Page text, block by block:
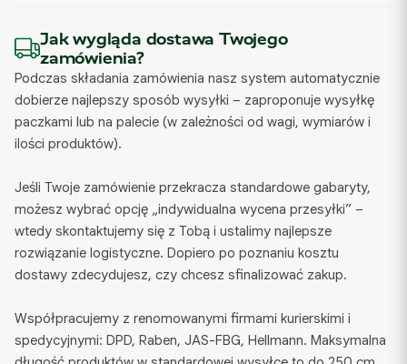
Jak wygląda dostawa Twojego
zamówienia?
Podczas składania zamówienia nasz system automatycznie
dobierze najlepszy sposób wysyłki – zaproponuje wysyłkę
paczkami lub na palecie (w zależności od wagi, wymiarów i
ilości produktów).
Jeśli Twoje zamówienie przekracza standardowe gabaryty,
możesz wybrać opcję „indywidualna wycena przesyłki” –
wtedy skontaktujemy się z Tobą i ustalimy najlepsze
rozwiązanie logistyczne. Dopiero po poznaniu kosztu
dostawy zdecydujesz, czy chcesz sfinalizować zakup.
Współpracujemy z renomowanymi firmami kurierskimi i
spedycyjnymi: DPD, Raben, JAS-FBG, Hellmann. Maksymalna